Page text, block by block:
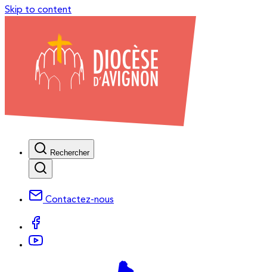
Skip to content
Rechercher
Contactez-nous